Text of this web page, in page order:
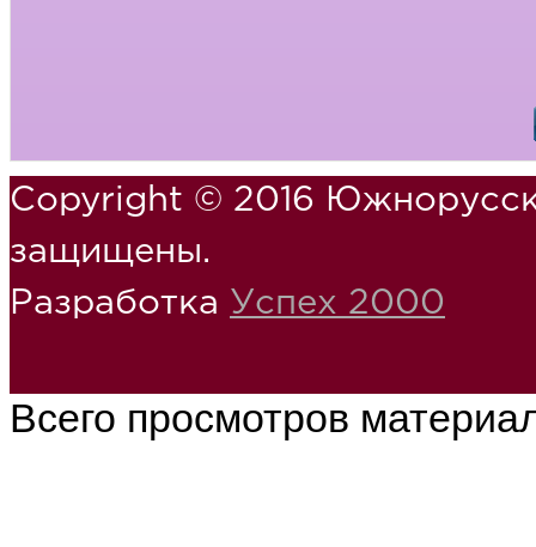
Copyright © 2016
защищены.
Разработка Успех 2000
Всего просмотров